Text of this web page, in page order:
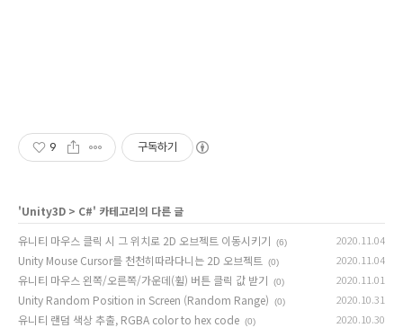
9 구독하기
'Unity3D > C#' 카테고리의 다른 글
유니티 마우스 클릭 시 그 위치로 2D 오브젝트 이동시키기
(6) 2020.11.04
Unity Mouse Cursor를 천천히따라다니는 2D 오브젝트 (0) 2020.11.04
유니티 마우스 왼쪽/오른쪽/가운데(휠) 버튼 클릭 값 받기 (0) 2020.11.01
Unity Random Position in Screen (Random Range) (0) 2020.10.31
유니티 랜덤 색상 추출, RGBA color to hex code (0) 2020.10.30